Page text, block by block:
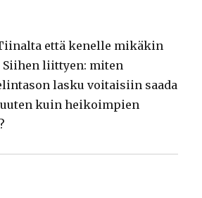
että kenelle mikäkin
Siihen liittyen: miten
lasku voitaisiin saada
kuin heikoimpien